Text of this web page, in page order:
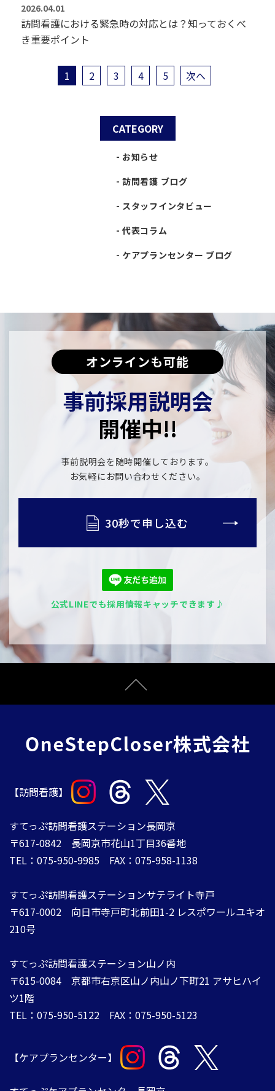
2026.04.01
訪問看護における緊急時の対応とは？知っておくべ
き重要ポイント
1 2 3 4 5 次へ
CATEGORY
お知らせ
訪問看護 ブログ
スタッフインタビュー
代表コラム
ケアプランセンター ブログ
オンラインも可能
事前採用説明会
開催中!!
事前説明会を随時開催しております。
​​​​​​​お気軽にお問い合わせください。
30秒で申し込む
公式LINEでも採用情報キャッチできます♪
【訪問看護】
すてっぷ訪問看護ステーション長岡京
〒617-0842 長岡京市花山1丁目36番地
TEL：075-950-9985 FAX：075-958-1138
すてっぷ訪問看護ステーションサテライト寺戸
〒617-0002 向日市寺戸町北前田1-2 レスポワールユキオ
210号
すてっぷ訪問看護ステーション山ノ内
​​​​​​​〒615-0084 ​​​​​​​京都市右京区山ノ内山ノ下町21 アサヒハイ
ツ1階
TEL：075-950-5122 FAX：075-950-5123​​​​​​
【ケアプランセンター】